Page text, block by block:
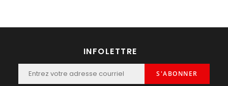
INFOLETTRE
S'ABONNER